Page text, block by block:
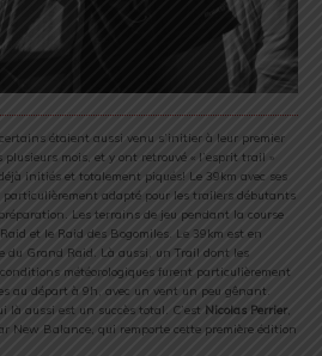
étaient aussi venu s’initier à leur premier
mois, et y ont retrouvé « l’esprit trail »
initiés et totalement piqués! Le 39km avec ses
particulièrement adapté pour les trailers débutants
Les terrains de jeu pendant la course
et le Raid des Bogomiles. Le 39km est en
du Grand Raid. Là aussi, un Trail dont les
météorologiques furent particulièrement
au départ à 9h, avec un vent un peu gênant.
là aussi est un succès total. C’est Nicolas Perrier,
New Balance, qui remporte cette première édition